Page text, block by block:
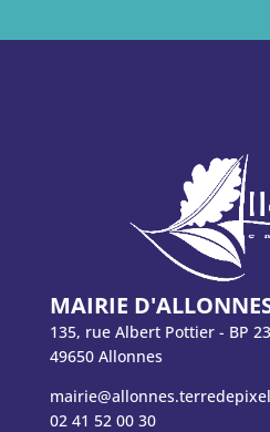
MAIRIE
135, rue Albert Pottier - BP 23
49650 Allonnes
02 41 52 00 30